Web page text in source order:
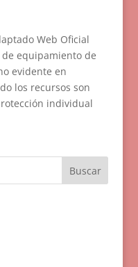
Web Oficial
equipamiento de
evidente en
los recursos son
individual